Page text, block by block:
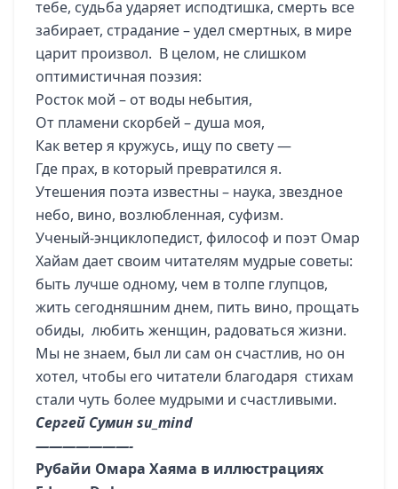
тебе, судьба ударяет исподтишка, смерть все
забирает, страдание – удел смертных, в мире
царит произвол. В целом, не слишком
оптимистичная поэзия:
Росток мой – от воды небытия,
От пламени скорбей – душа моя,
Как ветер я кружусь, ищу по свету —
Где прах, в который превратился я.
Утешения поэта известны – наука, звездное
небо, вино, возлюбленная, суфизм.
Ученый-энциклопедист, философ и поэт Омар
Хайам дает своим читателям мудрые советы:
быть лучше одному, чем в толпе глупцов,
жить сегодняшним днем, пить вино, прощать
обиды, любить женщин, радоваться жизни.
Мы не знаем, был ли сам он счастлив, но он
хотел, чтобы его читатели благодаря стихам
стали чуть более мудрыми и счастливыми.
Сергей Суминsu_mind
———————-
Рубайи Омара Хаяма в иллюстрациях